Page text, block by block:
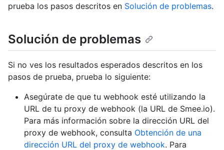
prueba los pasos descritos en Solución de problemas.
Solución de problemas
Si no ves los resultados esperados descritos en los
pasos de prueba, prueba lo siguiente:
Asegúrate de que tu webhook esté utilizando la
URL de tu proxy de webhook (la URL de Smee.io).
Para más información sobre la dirección URL del
proxy de webhook, consulta Obtención de una
dirección URL del proxy de webhook. Para